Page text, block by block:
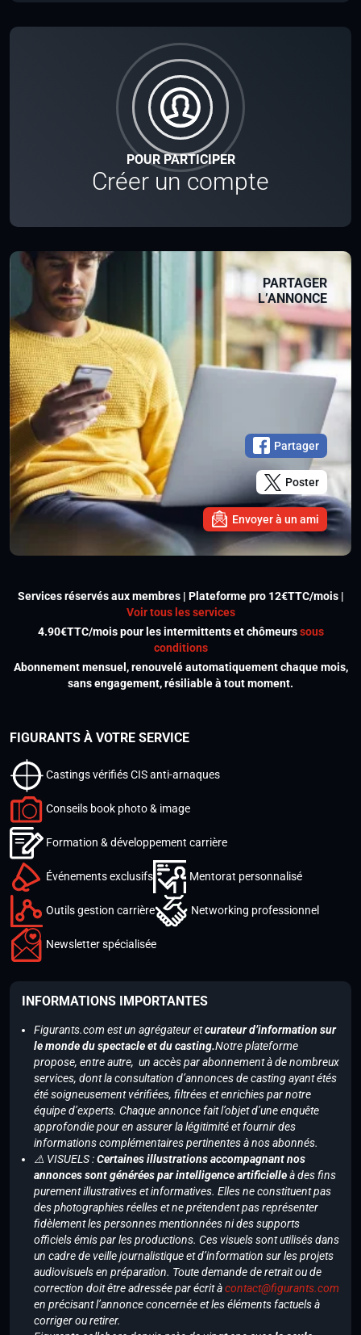
POUR PARTICIPER
Créer un compte
PARTAGER
L’ANNONCE
Partager
Poster
Envoyer à un ami
Services réservés aux membres | Plateforme pro 12€TTC/mois |
Voir tous les services
4.90€TTC/mois pour les intermittents et chômeurssous
conditions
Abonnement mensuel, renouvelé automatiquement chaque mois,
sans engagement, résiliable à tout moment.
FIGURANTS À VOTRE SERVICE
Castings vérifiés CIS anti-arnaques
Conseils book photo & image
Formation & développement carrière
Événements exclusifs Mentorat personnalisé
Outils gestion carrière Networking professionnel
Newsletter spécialisée
INFORMATIONS IMPORTANTES
Figurants.com est un agrégateur etcurateur d’information sur
le monde du spectacle et du casting.Notre plateforme
propose, entre autre, un accès par abonnement à de nombreux
services, dont la consultation d’annonces de casting ayant étés
été soigneusement vérifiées, filtrées et enrichies par notre
équipe d’experts. Chaque annonce fait l’objet d’une enquête
approfondie pour en assurer la légitimité et fournir des
informations complémentaires pertinentes à nos abonnés.
⚠️ VISUELS :Certaines illustrations accompagnant nos
annonces sont générées par intelligence artificielleà des fins
purement illustratives et informatives. Elles ne constituent pas
des photographies réelles et ne prétendent pas représenter
fidèlement les personnes mentionnées ni des supports
officiels émis par les productions. Ces visuels sont utilisés dans
un cadre de veille journalistique et d’information sur les projets
audiovisuels en préparation. Toute demande de retrait ou de
correction doit être adressée par écrit àcontact@figurants.com
en précisant l’annonce concernée et les éléments factuels à
corriger ou retirer.